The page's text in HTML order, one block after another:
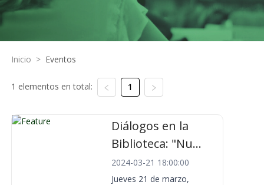
Inicio > Eventos
1 elementos en total: 1
Diálogos en la
Biblioteca: "Nu...
2024-03-21 18:00:00
Jueves 21 de marzo,